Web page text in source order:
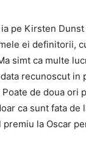
pe Kirsten
ei definitorii,
simt ca multe
recunoscut
de doua ori
ca sunt fata
premiu la Oscar